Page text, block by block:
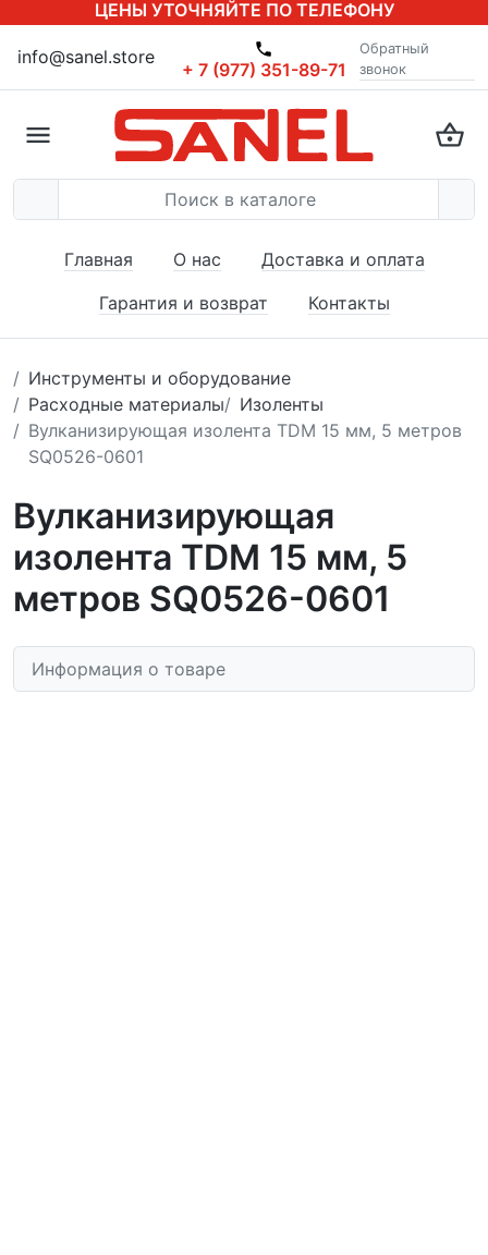
ЦЕНЫ УТОЧНЯЙТЕ ПО ТЕЛЕФОНУ
info@sanel.store
+ 7 (977) 351-89-71
Обратный
звонок
Главная О нас
Доставка и оплата
Гарантия и возврат
Контакты
Инструменты и оборудование
Расходные материалы
Изоленты
Вулканизирующая изолента TDM 15 мм, 5 метров
SQ0526-0601
Вулканизирующая
изолента TDM 15 мм, 5
метров SQ0526-0601
Информация о товаре